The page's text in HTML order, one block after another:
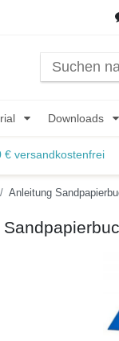
Downloads
€ versandkostenfrei
Anleitung